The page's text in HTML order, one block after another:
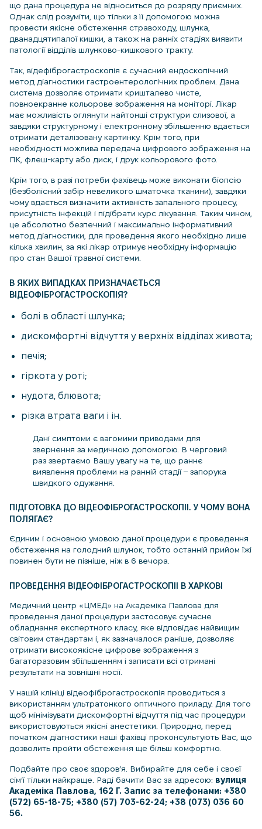
що дана процедура не відноситься до розряду приємних.
Однак слід розуміти, що тільки з її допомогою можна
провести якісне обстеження стравоходу, шлунка,
дванадцятипалої кишки, а також на ранніх стадіях виявити
патології відділів шлунково-кишкового тракту.
Так, відефіброгастроскопія є сучасний ендоскопічний
метод діагностики гастроентерологічних проблем. Дана
система дозволяє отримати кришталево чисте,
повноекранне кольорове зображення на моніторі. Лікар
має можливість оглянути найтонші структури слизової, а
завдяки структурному і електронному збільшенню вдається
отримати деталізовану картинку. Крім того, при
необхідності можлива передача цифрового зображення на
ПК, флеш-карту або диск, і друк кольорового фото.
Крім того, в разі потреби фахівець може виконати біопсію
(безболісний забір невеликого шматочка тканини), завдяки
чому вдається визначити активність запального процесу,
присутність інфекцій і підібрати курс лікування. Таким чином,
це абсолютно безпечний і максимально інформативний
метод діагностики, для проведення якого необхідно лише
кілька хвилин, за які лікар отримує необхідну інформацію
про стан Вашої травної системи.
В ЯКИХ ВИПАДКАХ ПРИЗНАЧАЄТЬСЯ
ВІДЕОФІБРОГАСТРОСКОПІЯ?
болі в області шлунка;
дискомфортні відчуття у верхніх відділах живота;
печія;
гіркота у роті;
нудота, блювота;
різка втрата ваги і ін.
Дані симптоми є вагомими приводами для
звернення за медичною допомогою. В черговий
раз звертаємо Вашу увагу на те, що раннє
виявлення проблеми на ранній стадії – запорука
швидкого одужання.
ПІДГОТОВКА ДО ВІДЕОФІБРОГАСТРОСКОПІІ. У ЧОМУ ВОНА
ПОЛЯГАЄ?
Єдиним і основною умовою даної процедури є проведення
обстеження на голодний шлунок, тобто останній прийом їжі
повинен бути не пізніше, ніж в 6 вечора.
ПРОВЕДЕННЯ ВІДЕОФІБРОГАСТРОСКОПІІ В ХАРКОВІ
Медичний центр «ЦМЕД» на Академіка Павлова для
проведення даної процедури застосовує сучасне
обладнання експертного класу, яке відповідає найвищим
світовим стандартам і, як зазначалося раніше, дозволяє
отримати високоякісне цифрове зображення з
багаторазовим збільшенням і записати всі отримані
результати на зовнішні носії.
У нашій клініці відеофіброгастроскопія проводиться з
використанням ультратонкого оптичного приладу. Для того
щоб мінімізувати дискомфортні відчуття під час процедури
використовуються якісні анестетики. Природно, перед
початком діагностики наші фахівці проконсультують Вас, що
дозволить пройти обстеження ще більш комфортно.
Подбайте про своє здоров’я. Вибирайте для себе і своєї
сім’ї тільки найкраще. Раді бачити Вас за адресою: вулиця
Академіка Павлова, 162 Г. Запис за телефонами: +380
(572) 65-18-75; +380 (57) 703-62-24; +38 (073) 036 60
56.